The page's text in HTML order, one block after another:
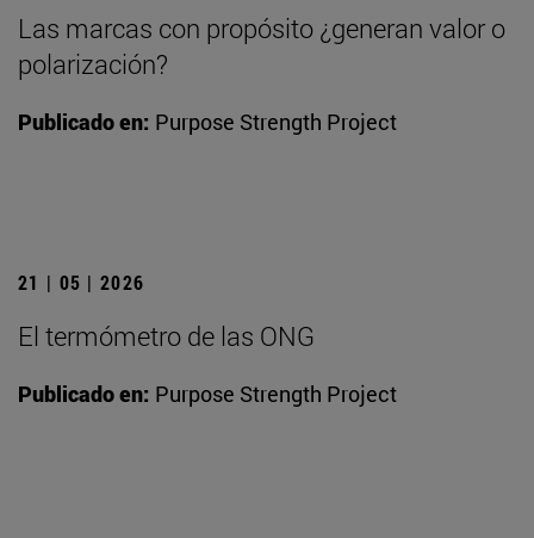
Las marcas con propósito ¿generan valor o
polarización?
Publicado en: Purpose Strength Project
21 | 05 | 2026
El termómetro de las ONG
Publicado en: Purpose Strength Project